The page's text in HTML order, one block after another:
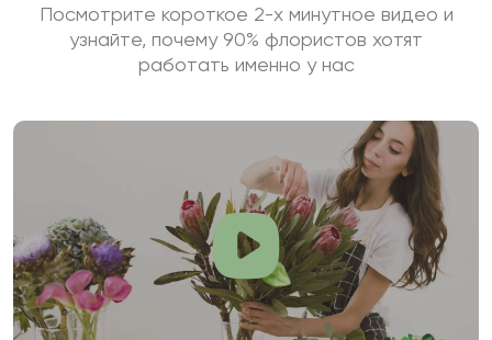
Посмотрите короткое 2-х минутное видео и
узнайте, почему 90% флористов хотят
работать именно у нас